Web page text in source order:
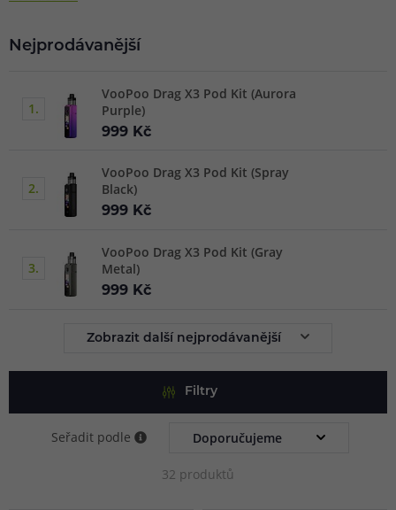
kategorii elektronických cigaret.
Nejprodávanější
1.
VooPoo Drag X3 Pod Kit (Aurora
Purple)
999 Kč
2.
VooPoo Drag X3 Pod Kit (Spray
Black)
999 Kč
3.
VooPoo Drag X3 Pod Kit (Gray
Metal)
999 Kč
Zobrazit další nejprodávanější
Filtry
Seřadit podle
32 produktů